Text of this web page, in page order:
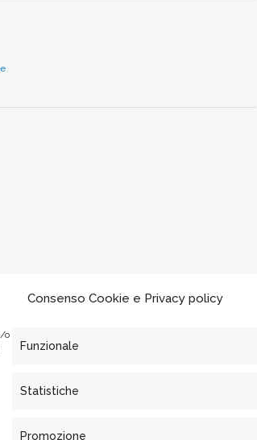
Consenso Cookie e Privacy policy
o
Funzionale
Statistiche
Promozione